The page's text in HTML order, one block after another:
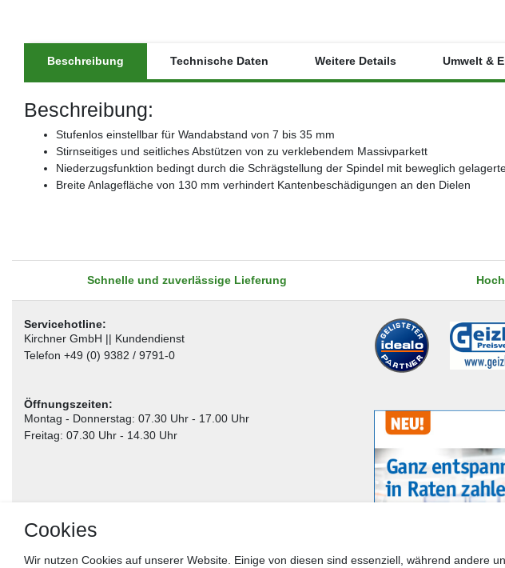
Beschreibung Technische Daten Weitere Details Umwelt &
Beschreibung:
Stufenlos einstellbar für Wandabstand von 7 bis 35 mm
Stirnseitiges und seitliches Abstützen von zu verklebendem Massivparkett
Niederzugsfunktion bedingt durch die Schrägstellung der Spindel mit beweglich
Breite Anlagefläche von 130 mm verhindert Kantenbeschädigungen an den Dielen
Schnelle und zuverlässige Lieferung
Servicehotline:
Kirchner GmbH || Kundendienst
Telefon +49 (0) 9382 / 9791-0
Öffnungszeiten:
Montag - Donnerstag: 07.30 Uhr - 17.00 Uhr
Freitag: 07.30 Uhr - 14.30 Uhr
Cookies
Wir nutzen Cookies auf unserer Website. Einige von diesen sind essenziell, während andere